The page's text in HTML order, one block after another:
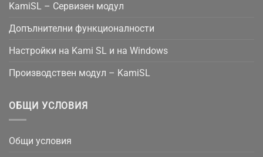
KamiSL – Сервизен модул
Допълнителни функционалности
Настройки на Kami SL и на Windows
Производствен модул – KamiSL
ОБЩИ УСЛОВИЯ
Общи условия